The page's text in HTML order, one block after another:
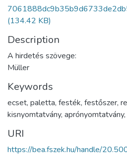
(134.42 KB)
Description
A hirdetés szövege:
Müller
Keywords
ecset, paletta, festék, festőszer,
kisnyomtatvány, aprónyomtatvány,
URI
https://bea.fszek.hu/handle/